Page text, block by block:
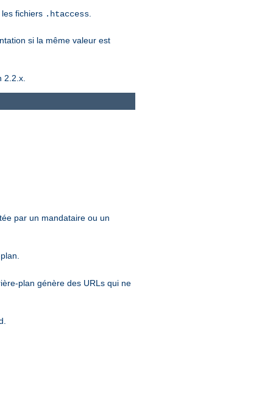
fichiers .htaccess
si la même valeur est
2.2.x.
par un mandataire ou un
plan génère des URLs qui ne